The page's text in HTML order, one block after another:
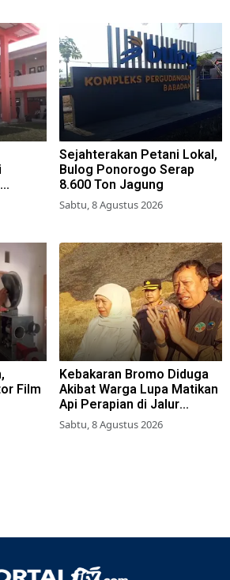
Sejahterakan Petani Lokal,
Bulog Ponorogo Serap
8.600 Ton Jagung
Sabtu, 8 Agustus 2026
Film
Kebakaran Bromo Diduga
Akibat Warga Lupa Matikan
Api Perapian di Jalur
Tradisional
Sabtu, 8 Agustus 2026